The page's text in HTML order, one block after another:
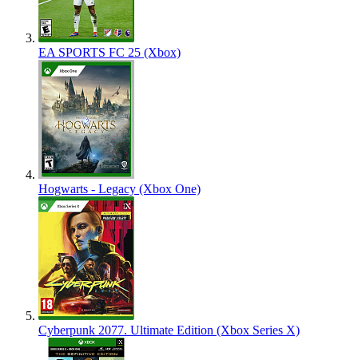
EA SPORTS FC 25 (Xbox)
Hogwarts - Legacy (Xbox One)
Cyberpunk 2077. Ultimate Edition (Xbox Series X)